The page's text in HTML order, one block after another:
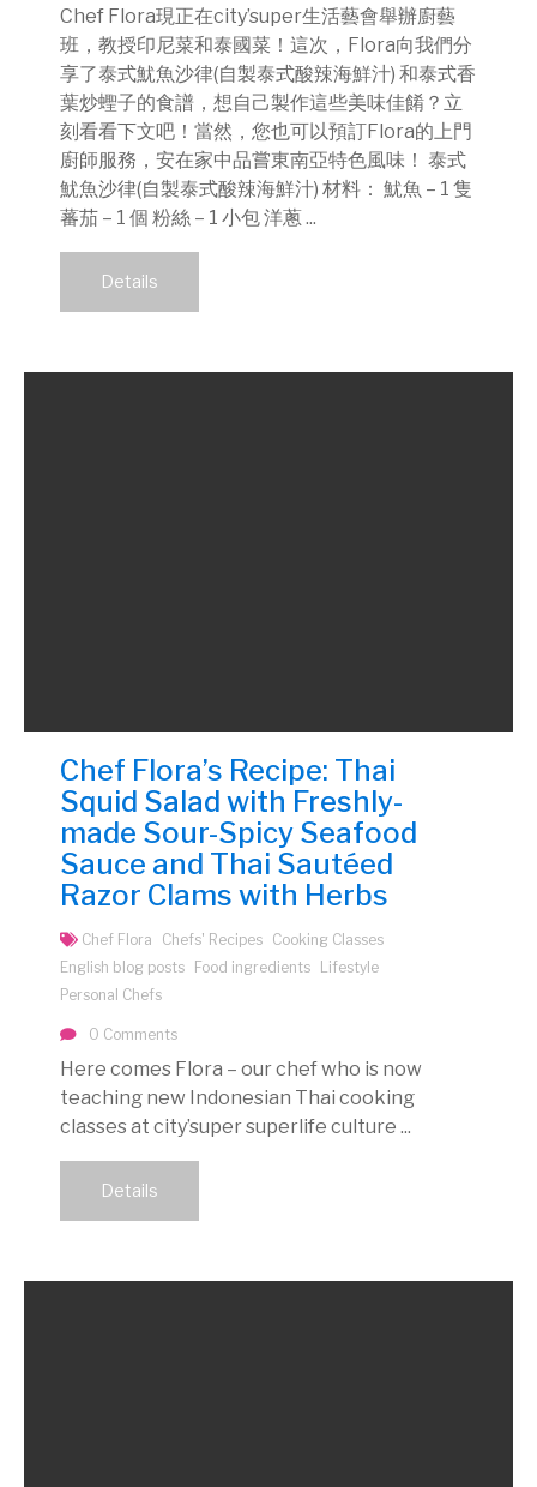
Chef Flora現正在city’super生活藝會舉辦廚藝
班，教授印尼菜和泰國菜！這次，Flora向我們分
享了泰式魷魚沙律(自製泰式酸辣海鮮汁) 和泰式香
葉炒蟶子的食譜，想自己製作這些美味佳餚？立
刻看看下文吧！當然，您也可以預訂Flora的上門
廚師服務，安在家中品嘗東南亞特色風味！ 泰式
魷魚沙律(自製泰式酸辣海鮮汁) 材料： 魷魚 – 1 隻
蕃茄 – 1 個 粉絲 – 1 小包 洋蔥 ...
Details
Chef Flora’s Recipe: Thai
Squid Salad with Freshly-
made Sour-Spicy Seafood
Sauce and Thai Sautéed
Razor Clams with Herbs
Chef Flora Chefs' Recipes Cooking Classes
English blog posts
Food ingredients
Lifestyle
Personal Chefs
0 Comments
Here comes Flora – our chef who is now
teaching new Indonesian Thai cooking
classes at city’super superlife culture ...
Details